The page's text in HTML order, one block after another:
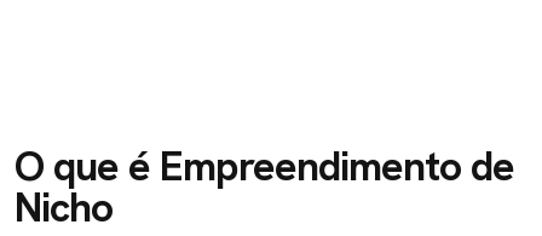
O que é Empreendimento de
Nicho